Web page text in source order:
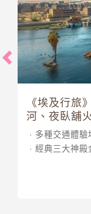
《埃及行旅
河、夜臥舖
館 10 日
多種交通體驗
經典三大神殿